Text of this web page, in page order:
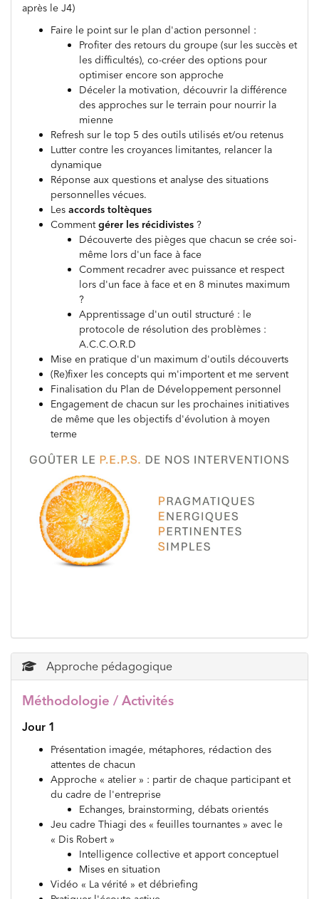
après le J4)
Faire le point sur le plan d'action personnel :
Profiter des retours du groupe (sur les succès et
les difficultés), co-créer des options pour
optimiser encore son approche
Déceler la motivation, découvrir la différence
des approches sur le terrain pour nourrir la
mienne
Refresh sur le top 5 des outils utilisés et/ou retenus
Lutter contre les croyances limitantes, relancer la
dynamique
Réponse aux questions et analyse des situations
personnelles vécues.
Les accords toltèques
Commentgérer les récidivistes ?
Découverte des pièges que chacun se crée soi-
même lors d'un face à face
Comment recadrer avec puissance et respect
lors d'un face à face et en 8 minutes maximum
?
Apprentissage d'un outil structuré : le
protocole de résolution des problèmes :
A.C.C.O.R.D
Mise en pratique d'un maximum d'outils découverts
(Re)fixer les concepts qui m'importent et me servent
Finalisation du Plan de Développement personnel
Engagement de chacun sur les prochaines initiatives
de même que les objectifs d'évolution à moyen
terme
Approche pédagogique
Méthodologie / Activités
Jour 1
Présentation imagée, métaphores, rédaction des
attentes de chacun
Approche « atelier » : partir de chaque participant et
du cadre de l'entreprise
Echanges, brainstorming, débats orientés
Jeu cadre Thiagi des « feuilles tournantes » avec le
« Dis Robert »
Intelligence collective et apport conceptuel
Mises en situation
Vidéo « La vérité » et débriefing